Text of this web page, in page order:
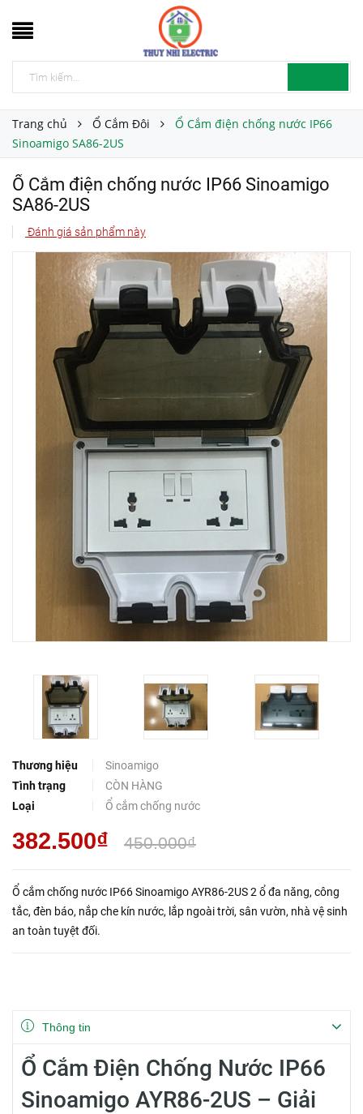
Trang chủ Ổ Cắm Đôi
Ổ Cắm điện chống nước IP66
Sinoamigo SA86-2US
Ổ Cắm điện chống nước IP66 Sinoamigo
SA86-2US
Đánh giá sản phẩm này
Thương hiệu
Sinoamigo
Tình trạng
CÒN HÀNG
Loại
Ổ cắm chống nước
382.500₫ 450.000₫
Ổ cắm chống nước IP66 Sinoamigo AYR86-2US 2 ổ đa năng, công
tắc, đèn báo, nắp che kín nước, lắp ngoài trời, sân vườn, nhà vệ sinh
an toàn tuyệt đối.
Thông tin
Ổ Cắm Điện Chống Nước IP66
Sinoamigo AYR86-2US – Giải